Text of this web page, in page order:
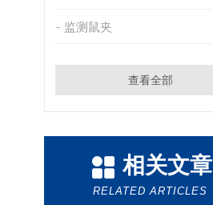
监测鼠夹
查看全部
相关文章
RELATED ARTICLES